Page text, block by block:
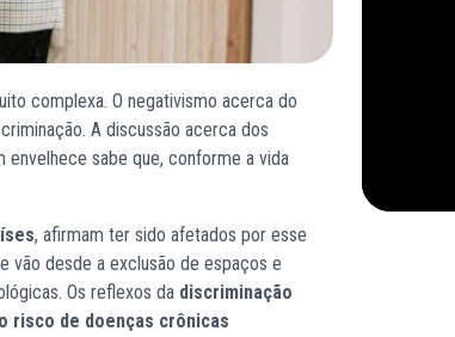
complexa. O negativismo acerca do
A discussão acerca dos
sabe que, conforme a vida
, afirmam ter sido afetados por esse
vão desde a exclusão de espaços e
Os reflexos da discriminação
risco de doenças crônicas